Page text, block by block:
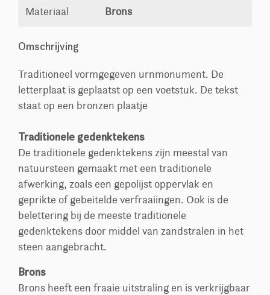
Materiaal Brons
Omschrijving
Traditioneel vormgegeven urnmonument. De
letterplaat is geplaatst op een voetstuk. De tekst
staat op een bronzen plaatje
Traditionele gedenktekens
De traditionele gedenktekens zijn meestal van
natuursteen gemaakt met een traditionele
afwerking, zoals een gepolijst oppervlak en
geprikte of gebeitelde verfraaiingen. Ook is de
belettering bij de meeste traditionele
gedenktekens door middel van zandstralen in het
steen aangebracht.
Brons
Brons heeft een fraaie uitstraling en is verkrijgbaar